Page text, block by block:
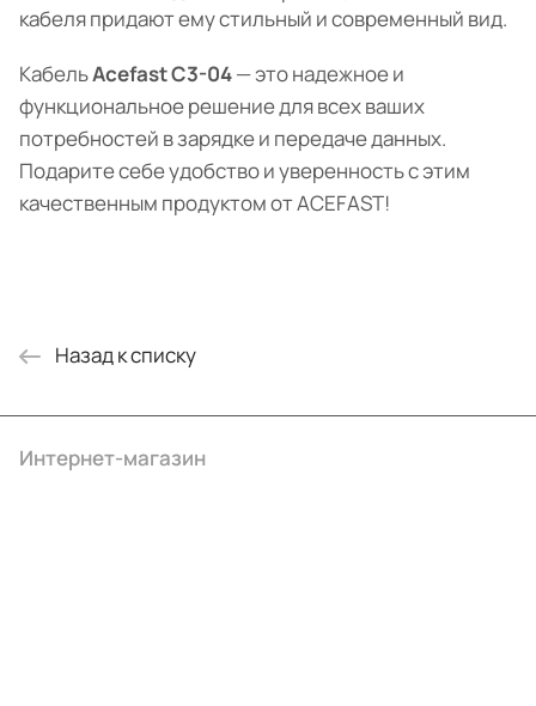
кабеля придают ему стильный и современный вид.
КабельAcefast C3-04— это надежное и
функциональное решение для всех ваших
потребностей в зарядке и передаче данных.
Подарите себе удобство и уверенность с этим
качественным продуктом от ACEFAST!
Назад к списку
Интернет-магазин